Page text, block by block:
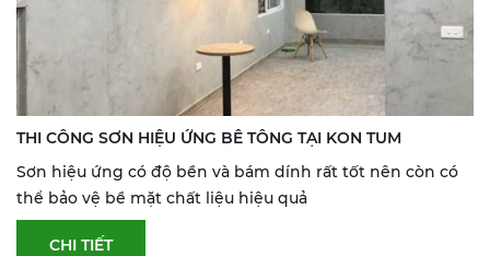
THI CÔNG SƠN HIỆU ỨNG BÊ TÔNG TẠI KON TUM
Sơn hiệu ứng có độ bền và bám dính rất tốt nên còn có
thể bảo vệ bề mặt chất liệu hiệu quả
CHI TIẾT